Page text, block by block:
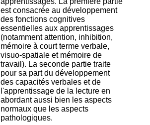
est consacrée au développement
des fonctions cognitives
essentielles aux apprentissages
(notamment attention, inhibition,
mémoire à court terme verbale,
visuo-spatiale et mémoire de
travail). La seconde partie traite
pour sa part du développement
des capacités verbales et de
l'apprentissage de la lecture en
abordant aussi bien les aspects
normaux que les aspects
pathologiques.
2
1
1
9
5
,
B
d
P
i
n
e
l
F